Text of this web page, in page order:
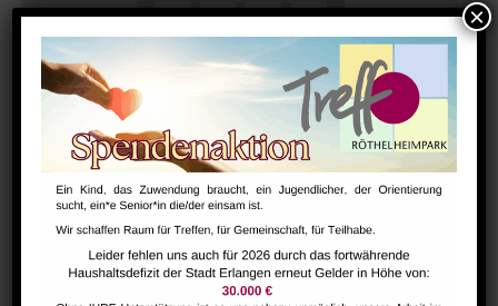
Bharathanatiyam Kindertanzgruppe
August 9 @ 10:00 - 12:00